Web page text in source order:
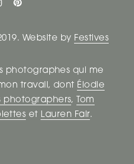
Website by Festives
photographes qui me
travail, dont Élodie
photographers,
Tom
et Lauren Fair.